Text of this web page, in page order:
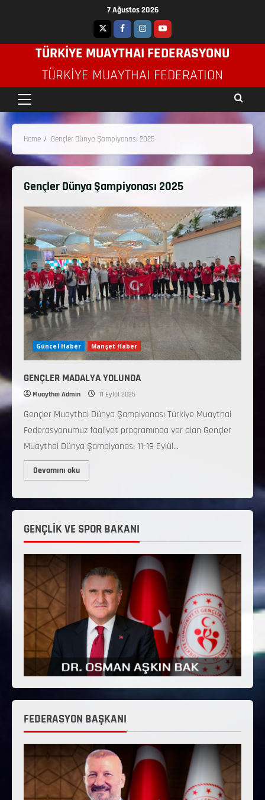
7 Ağustos 2026
TÜRKİYE MUAYTHAI FEDERASYONU
TÜRKIYE MUAYTHAI FEDERATION
Home Gençler Dünya Şampiyonası 2025
Gençler Dünya Şampiyonası 2025
Güncel Haber Manşet Haber
GENÇLER MADALYA YOLUNDA
Muaythai Admin 11 Eylül 2025
Gençler Muaythai Dünya Şampiyonası Türkiye Muaythai
Federasyonumuz faaliyet programında yer alan Gençler
Muaythai Dünya Şampiyonası 11-19 Eylül...
Devamını oku
GENÇLİK VE SPOR BAKANI
FEDERASYON BAŞKANI